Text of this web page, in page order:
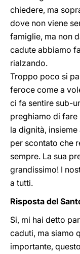
chiedere, ma
dove non viene
famiglie, ma non
cadute abbiamo
rialzando.
Troppo poco si
feroce come a
ci fa sentire sub-
preghiamo di fare
la dignità,
per scontato che
sempre. La sua
grandissimo! I
a tutti.
Risposta del
Si, mi hai detto
caduti, ma siamo
importante,